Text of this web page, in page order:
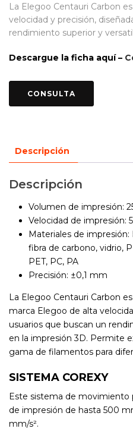
La Elegoo Centauri Carbon
velocidad y precisión,
rendimiento superior y
Descargue la ficha aquí –
Descripción
Descripción
Volumen de impresión:
Velocidad de impresión:
Materiales de
fibra de carbono, vidrio,
PET, PC, PA
Precisión: ±0,1 mm
La Elegoo Centauri Carbon
marca Elegoo de alta
usuarios que buscan un
en la impresión 3D. Permite
gama de filamentos para
SISTEMA COREXY
Este sistema de movimiento
de impresión de hasta 500
mm/s².